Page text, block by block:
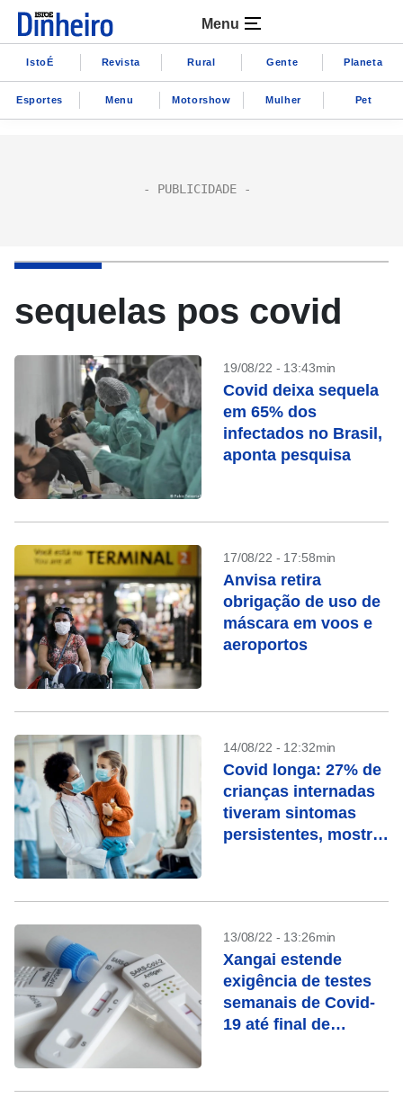
Menu
IstoÉ Revista Rural Gente Planeta
Esportes Menu Motorshow Mulher Pet
sequelas pos covid
19/08/22 - 13:43min
Covid deixa sequela
em 65% dos
infectados no Brasil,
aponta pesquisa
17/08/22 - 17:58min
Anvisa retira
obrigação de uso de
máscara em voos e
aeroportos
14/08/22 - 12:32min
Covid longa: 27% de
crianças internadas
tiveram sintomas
persistentes, mostra
13/08/22 - 13:26min
Xangai estende
exigência de testes
semanais de Covid-
19 até final de